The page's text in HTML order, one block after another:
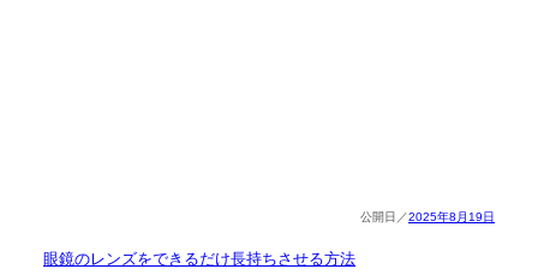
2025年8月19日
眼鏡のレンズをできるだけ長持ちさせる方法